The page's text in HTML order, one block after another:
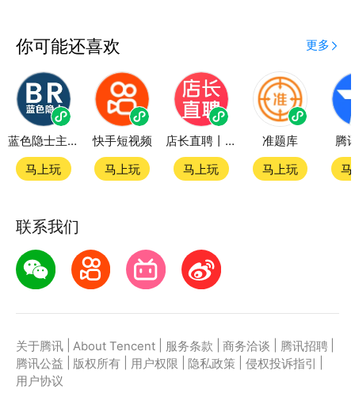
你可能还喜欢 更多
蓝色隐士主题站
马上玩
快手短视频
马上玩
店长直聘丨求职招聘找工作
马上玩
准题库
马上玩
腾
联系我们
关于腾讯 About Tencent 服务条款 商务洽谈 腾讯招聘
腾讯公益
版权所有 用户权限 隐私政策 侵权投诉指引
用户协议